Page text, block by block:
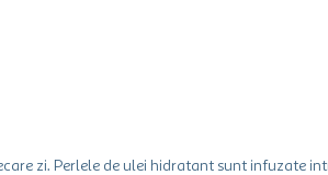
zi. Perlele de ulei hidratant sunt infuzate